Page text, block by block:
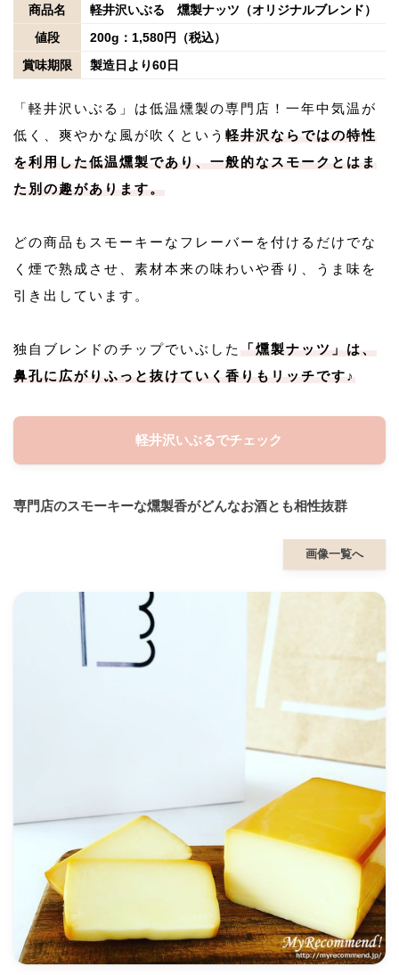
商品名
軽井沢いぶる 燻製ナッツ（オリジナルブレンド）
値段
200g：1,580円（税込）
賞味期限
製造日より60日
「軽井沢いぶる」は低温燻製の専門店！一年中気温が
低く、爽やかな風が吹くという 軽井沢ならではの特性
を利用した低温燻製であり、一般的なスモークとはま
た別の趣があります。
どの商品もスモーキーなフレーバーを付けるだけでな
く煙で熟成させ、素材本来の味わいや香り、うま味を
引き出しています。
独自ブレンドのチップでいぶした
「燻製ナッツ」は、
鼻孔に広がりふっと抜けていく香りもリッチです♪
軽井沢いぶるでチェック
専門店のスモーキーな燻製香がどんなお酒とも相性抜群
画像一覧へ